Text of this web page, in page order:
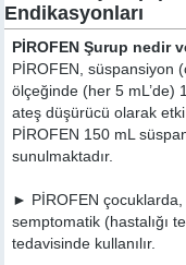
Endikasyonları
PİROFEN Şurup nedir
PİROFEN, süspansiyon
ölçeğinde (her 5 mL’de)
ateş düşürücü olarak
PİROFEN 150 mL
sunulmaktadır.
► PİROFEN çocuklarda,
semptomatik (hastalığı
tedavisinde kullanılır.